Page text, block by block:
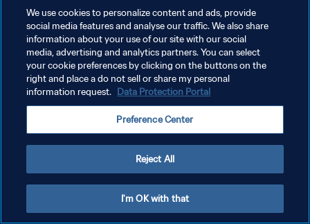
PRIVACY POLICY
TERMINI DI SERVIZIO
GESTISCI LE TUE PREFERENZE PER I COOKIES
We use cookies to personalize content and ads, provide
social media features and analyse our traffic. We also share
information about your use of our site with our social
media, advertising and analytics partners. You can select
your cookie preferences by clicking on the buttons on the
right and place a do not sell or share my personal
information request. Data Protection Portal
Preference Center
Reject All
I'm OK with that